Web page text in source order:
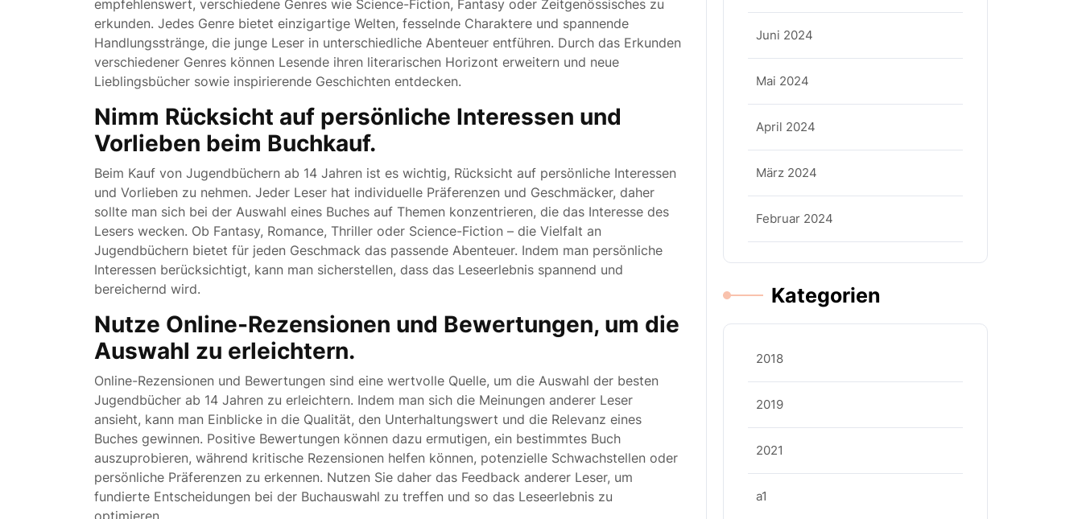
empfehlenswert, verschiedene Genres wie Science-Fiction, Fantasy oder Zeitgenössisches zu
erkunden. Jedes Genre bietet einzigartige Welten, fesselnde Charaktere und spannende
Handlungsstränge, die junge Leser in unterschiedliche Abenteuer entführen. Durch das Erkunden
verschiedener Genres können Lesende ihren literarischen Horizont erweitern und neue
Lieblingsbücher sowie inspirierende Geschichten entdecken.
Nimm Rücksicht auf persönliche Interessen und
Vorlieben beim Buchkauf.
Beim Kauf von Jugendbüchern ab 14 Jahren ist es wichtig, Rücksicht auf persönliche Interessen
und Vorlieben zu nehmen. Jeder Leser hat individuelle Präferenzen und Geschmäcker, daher
sollte man sich bei der Auswahl eines Buches auf Themen konzentrieren, die das Interesse des
Lesers wecken. Ob Fantasy, Romance, Thriller oder Science-Fiction – die Vielfalt an
Jugendbüchern bietet für jeden Geschmack das passende Abenteuer. Indem man persönliche
Interessen berücksichtigt, kann man sicherstellen, dass das Leseerlebnis spannend und
bereichernd wird.
Nutze Online-Rezensionen und Bewertungen, um die
Auswahl zu erleichtern.
Online-Rezensionen und Bewertungen sind eine wertvolle Quelle, um die Auswahl der besten
Jugendbücher ab 14 Jahren zu erleichtern. Indem man sich die Meinungen anderer Leser
ansieht, kann man Einblicke in die Qualität, den Unterhaltungswert und die Relevanz eines
Buches gewinnen. Positive Bewertungen können dazu ermutigen, ein bestimmtes Buch
auszuprobieren, während kritische Rezensionen helfen können, potenzielle Schwachstellen oder
persönliche Präferenzen zu erkennen. Nutzen Sie daher das Feedback anderer Leser, um
fundierte Entscheidungen bei der Buchauswahl zu treffen und so das Leseerlebnis zu
optimieren.
Juni 2024
Mai 2024
April 2024
März 2024
Februar 2024
Kategorien
2018
2019
2021
a1